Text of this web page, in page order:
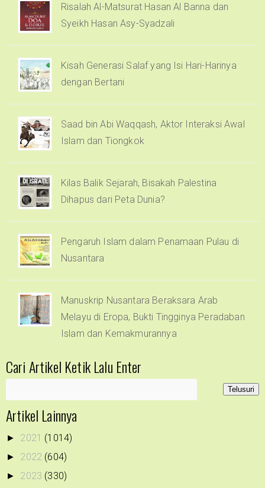
Risalah Al-Matsurat Hasan Al Banna dan
Syeikh Hasan Asy-Syadzali
Kisah Generasi Salaf yang Isi Hari-Harinya
dengan Bertani
Saad bin Abi Waqqash, Aktor Interaksi Awal
Islam dan Tiongkok
Kilas Balik Sejarah, Bisakah Palestina
Dihapus dari Peta Dunia?
Pengaruh Islam dalam Penamaan Pulau di
Nusantara
Manuskrip Nusantara Beraksara Arab
Melayu di Eropa, Bukti Tingginya Peradaban
Islam dan Kemakmurannya
Cari Artikel Ketik Lalu Enter
Artikel Lainnya
► 2021 (1014)
► 2022 (604)
► 2023 (330)